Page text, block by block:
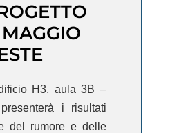
H3, aula 3B –
i risultati
del rumore e delle